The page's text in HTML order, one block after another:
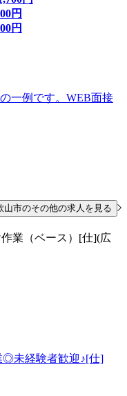
円
円
一例です。WEB面接
山市のその他の求人を見る
業（ベース）[仕](広
◎未経験者歓迎♪[仕]